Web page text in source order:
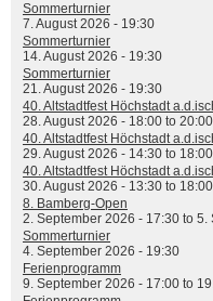
Sommerturnier
7. August 2026 - 19:30
Sommerturnier
14. August 2026 - 19:30
Sommerturnier
21. August 2026 - 19:30
40. Altstadtfest Höchstadt
28. August 2026 - 18:00 to 20:00
40. Altstadtfest Höchstadt
29. August 2026 - 14:30 to 18:00
40. Altstadtfest Höchstadt
30. August 2026 - 13:30 to 18:00
8. Bamberg-Open
2. September 2026 - 17:30 to 5.
Sommerturnier
4. September 2026 - 19:30
Ferienprogramm
9. September 2026 - 17:00 to